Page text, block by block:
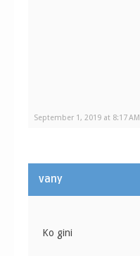
September 1, 2019 at 8:17 AM
vany
Ko gini